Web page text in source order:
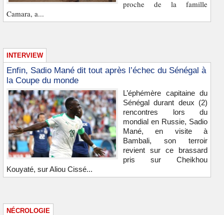
proche de la famille
Camara, a...
INTERVIEW
Enfin, Sadio Mané dit tout après l’échec du Sénégal à
la Coupe du monde
L’éphémère capitaine du
Sénégal durant deux (2)
rencontres lors du
mondial en Russie, Sadio
Mané, en visite à
Bambali, son terroir
revient sur ce brassard
pris sur Cheikhou
Kouyaté, sur Aliou Cissé...
NÉCROLOGIE